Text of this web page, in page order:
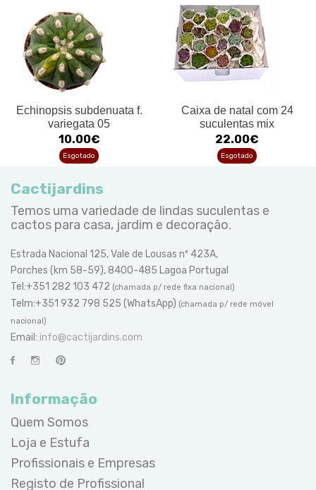
Echinopsis subdenuata f.
variegata 05
10.00€
Esgotado
Caixa de natal com 24
suculentas mix
22.00€
Esgotado
Cactijardins
Temos uma variedade de lindas suculentas e
cactos para casa, jardim e decoração.
Estrada Nacional 125, Vale de Lousas nº 423A,
Porches (km 58-59), 8400-485 Lagoa Portugal
Tel:+351 282 103 472 (chamada p/ rede fixa nacional)
Telm:+351 932 798 525 (WhatsApp) (chamada p/ rede móvel
nacional)
Email: info@cactijardins.com
Informação
Quem Somos
Loja e Estufa
Profissionais e Empresas
Registo de Profissional